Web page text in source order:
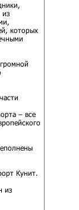
которых
– все
Кунит.
из